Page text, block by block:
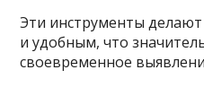
Эти инструменты
и удобным, что
своевременное